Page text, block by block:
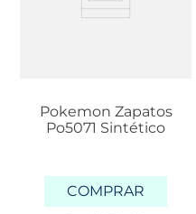
Pokemon Zapatos
Po5071 Sintético
COMPRAR